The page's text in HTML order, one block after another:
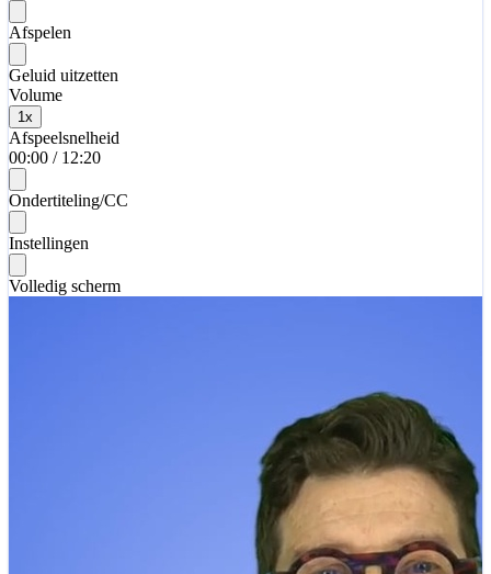
Afspelen
Geluid uitzetten
Volume
1x
Afspeelsnelheid
00:00 / 12:20
Ondertiteling/CC
Instellingen
Volledig scherm